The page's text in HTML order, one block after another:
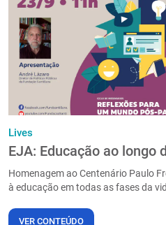
Lives
EJA: Educação ao longo
Homenagem ao Centenário Paulo
à educação em todas as fases da
VER CONTEÚDO